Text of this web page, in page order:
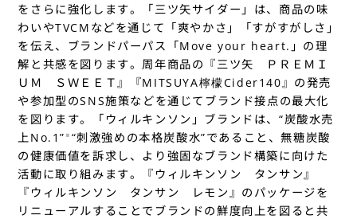
をさらに強化します。「三ツ矢サイダー」は、商品の味
わいやTVCMなどを通じて「爽やかさ」「すがすがしさ」
を伝え、ブランドパーパス「Move your heart.」の理
解と共感を図ります。周年商品の『三ツ矢 ＰＲＥＭＩ
ＵＭ ＳＷＥＥＴ』『MITSUYA檸檬Cider140』の発売
や参加型のSNS施策などを通じてブランド接点の最大化
を図ります。「ウィルキンソン」ブランドは、“炭酸水売
上No.1” ※ “刺激強めの本格炭酸水”であること、無糖炭酸
の健康価値を訴求し、より強固なブランド構築に向けた
活動に取り組みます。『ウィルキンソン タンサン』
『ウィルキンソン タンサン レモン』のパッケージを
リニューアルすることでブランドの鮮度向上を図ると共